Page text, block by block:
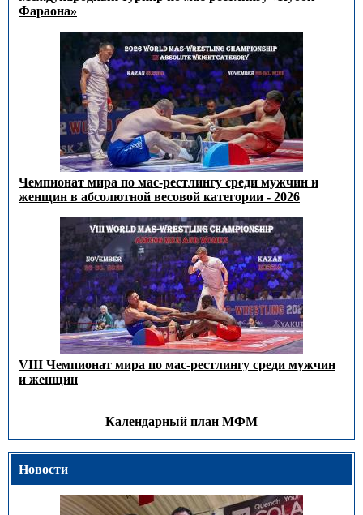
Фараона»
Чемпионат мира по мас-рестлингу среди мужчин и
женщин в абсолютной весовой категории - 2026
VIII Чемпионат мира по мас-рестлингу среди мужчин
и женщин
Календарный план МФМ
Новости